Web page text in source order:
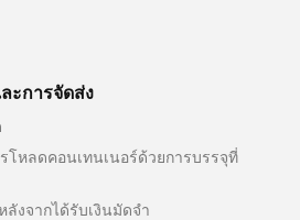
ะการจัดส่ง
โหลดคอนเทนเนอร์ด้วยการบรรจุที่
ลังจากได้รับเงินมัดจำ